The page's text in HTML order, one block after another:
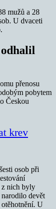
mužů a 28
U dvaceti
přenosu
pobytem
Českou
krev
osob při
nich byly
devět
U